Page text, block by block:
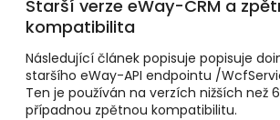
Starší verze eWay-CRM a
kompatibilita
Následující článek popisuje popisuje
staršího eWay-API endpointu /
Ten je používán na verzích nižších než
případnou zpětnou kompatibilitu.